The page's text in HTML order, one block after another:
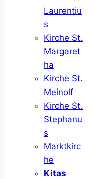
Laurentiu
s
Kirche St.
Margaret
ha
Kirche St.
Meinolf
Kirche St.
Stephanu
s
Marktkirc
he
Kitas